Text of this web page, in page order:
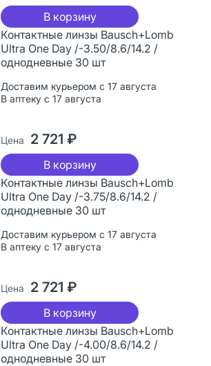
В корзину
Контактные линзы Bausch+Lomb
Ultra One Day /-3.50/8.6/14.2 /
однодневные 30 шт
Доставим курьером с 17 августа
В аптеку с 17 августа
Цена 2 721 ₽
В корзину
Контактные линзы Bausch+Lomb
Ultra One Day /-3.75/8.6/14.2 /
однодневные 30 шт
Доставим курьером с 17 августа
В аптеку с 17 августа
Цена 2 721 ₽
В корзину
Контактные линзы Bausch+Lomb
Ultra One Day /-4.00/8.6/14.2 /
однодневные 30 шт